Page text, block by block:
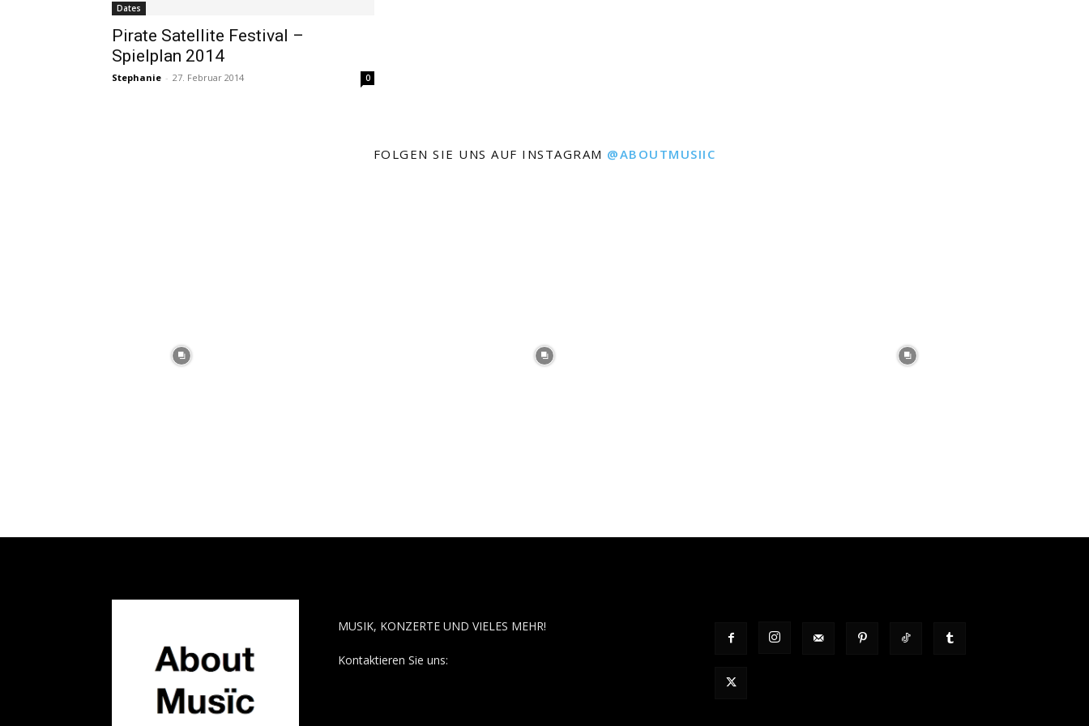
Dates
Pirate Satellite Festival –
Spielplan 2014
Stephanie - 27. Februar 2014 0
FOLGEN SIE UNS AUF INSTAGRAM @ABOUTMUSIIC
MUSIK, KONZERTE UND VIELES MEHR!
Kontaktieren Sie uns: